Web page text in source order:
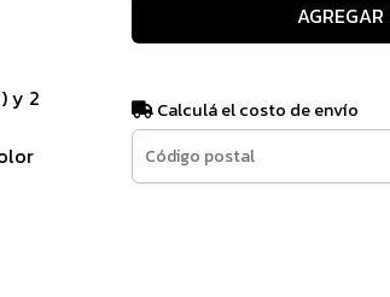
y 2
Calculá el costo de envío